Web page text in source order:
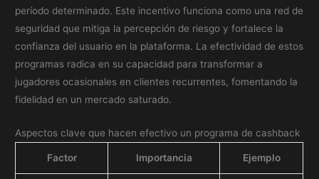
período determinado. Este incentivo funciona como una red de
seguridad que mitiga la percepción de riesgo y fortalece la
confianza del usuario en la plataforma. La efectividad de estos
programas radica en su capacidad para transformar a
jugadores ocasionales en clientes recurrentes, fomentando la
fidelidad en un mercado saturado.
Aspectos clave que hacen efectivo un programa de cashback
Factor Importancia Ejemplo